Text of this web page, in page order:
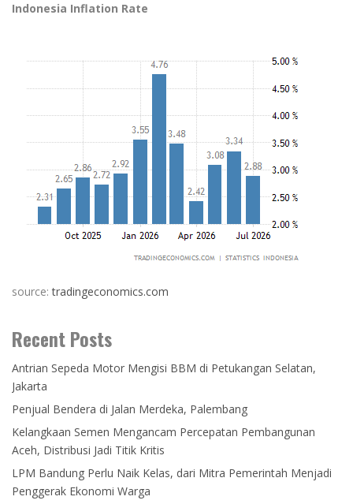
Indonesia Inflation Rate
source:tradingeconomics.com
Recent Posts
Antrian Sepeda Motor Mengisi BBM di Petukangan Selatan,
Jakarta
Penjual Bendera di Jalan Merdeka, Palembang
Kelangkaan Semen Mengancam Percepatan Pembangunan
Aceh, Distribusi Jadi Titik Kritis
LPM Bandung Perlu Naik Kelas, dari Mitra Pemerintah Menjadi
Penggerak Ekonomi Warga